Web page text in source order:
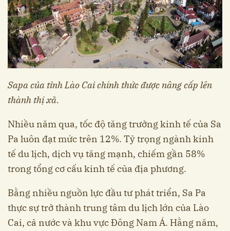
Sapa của tỉnh Lào Cai chính thức được nâng cấp lên
thành thị xã.
Nhiều năm qua, tốc độ tăng trưởng kinh tế của Sa
Pa luôn đạt mức trên 12%. Tỷ trọng ngành kinh
tế du lịch, dịch vụ tăng mạnh, chiếm gần 58%
trong tổng cơ cấu kinh tế của địa phương.
Bằng nhiều nguồn lực đầu tư phát triển, Sa Pa
thực sự trở thành trung tâm du lịch lớn của Lào
Cai, cả nước và khu vực Đông Nam Á. Hằng năm,